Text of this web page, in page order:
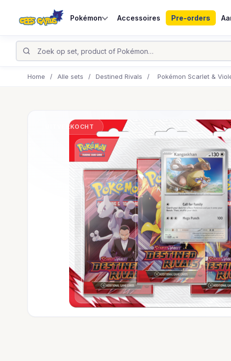
Pokémon Accessoires Pre-orders
Home / Alle sets / Destined Rivals / Pokémon Scarlet &
UITVERKOCHT